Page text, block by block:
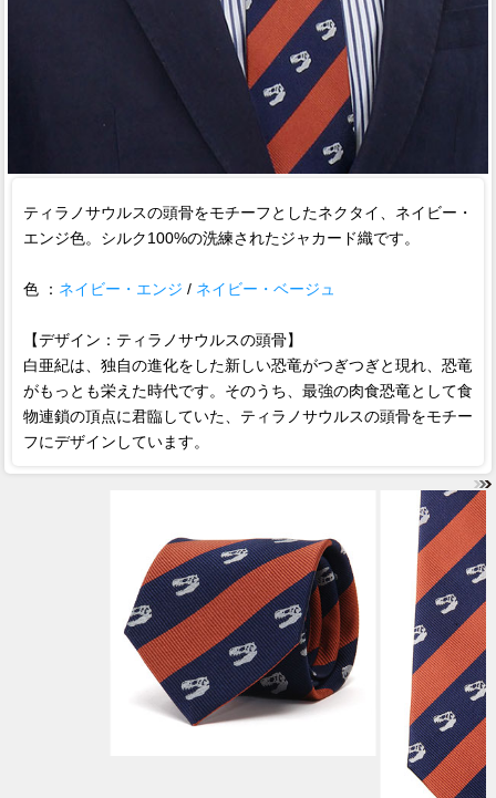
ティラノサウルスの頭骨をモチーフとしたネクタイ、ネイビー・
エンジ色。シルク100%の洗練されたジャカード織です。
色 ： ネイビー・エンジ / ネイビー・ベージュ
【デザイン：ティラノサウルスの頭骨】
白亜紀は、独自の進化をした新しい恐竜がつぎつぎと現れ、恐竜
がもっとも栄えた時代です。そのうち、最強の肉食恐竜として食
物連鎖の頂点に君臨していた、ティラノサウルスの頭骨をモチー
フにデザインしています。